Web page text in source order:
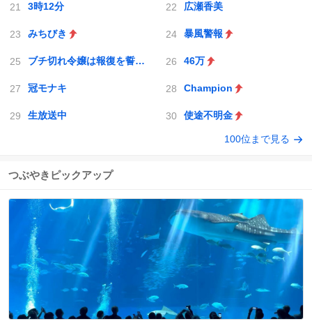
3時12分 広瀬香美
みちびき 暴風警報
ブチ切れ令嬢は報復を誓いました。 46万
冠モナキ Champion
生放送中 使途不明金
100位まで見る
つぶやきピックアップ